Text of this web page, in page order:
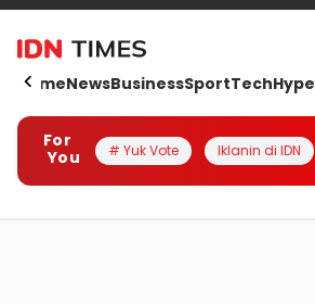
HomeNewsBusinessSportTechHype
For
You
# Yuk Vote Iklanin di IDN